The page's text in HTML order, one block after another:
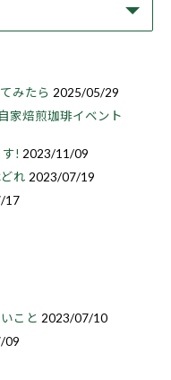
みたら 2025/05/29
家焙煎珈琲イベント
す! 2023/11/09
れ 2023/07/19
17
こと 2023/07/10
09